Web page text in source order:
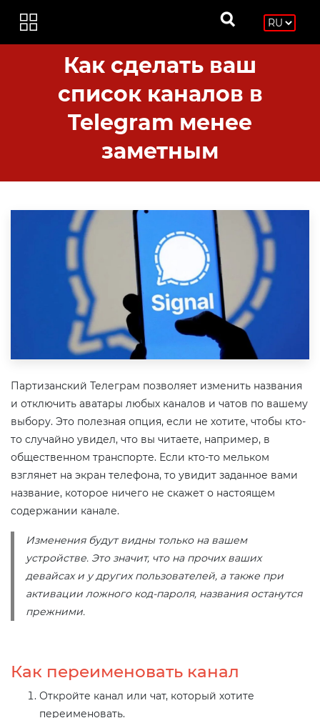
Как сделать ваш
список каналов в
Telegram менее
заметным
Партизанский Телеграм позволяет изменить названия
и отключить аватары любых каналов и чатов по вашему
выбору. Это полезная опция, если не хотите, чтобы кто-
то случайно увидел, что вы читаете, например, в
общественном транспорте. Если кто-то мельком
взглянет на экран телефона, то увидит заданное вами
название, которое ничего не скажет о настоящем
содержании канале.
Изменения будут видны только на вашем
устройстве. Это значит, что на прочих ваших
девайсах и у других пользователей, а также при
активации ложного код-пароля, названия останутся
прежними.
Как переименовать канал
Откройте канал или чат, который хотите
переименовать.